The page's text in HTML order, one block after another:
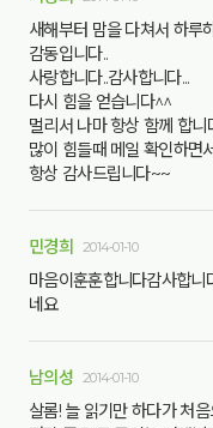
새해부터 맘을 다쳐서 하루
감동입니다..
사랑합니다..감사합니다...
다시 힘을 얻습니다^^
멀리서 나마 항상 함께 합니
많이 힘들때 메일 확인하면
항상 감사드립니다~~
민경희 2014-01-10
마음이훈훈합니다감사합니
네요
남의성 2014-01-10
살롬! 늘 읽기만 하다가 처